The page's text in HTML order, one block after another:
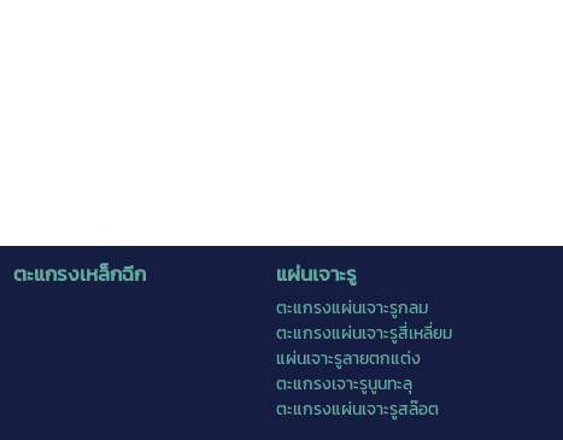
ตะแกรงเหล็กฉีก แผ่นเจาะรู
ตะแกรงแผ่นเจาะรูกลม
ตะแกรงแผ่นเจาะรูสี่เหลี่ยม
แผ่นเจาะรูลายตกแต่ง
ตะแกรงเจาะรูนูนทะลุ
ตะแกรงแผ่นเจาะรูสล๊อต